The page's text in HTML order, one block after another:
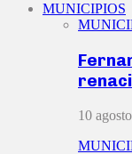
MUNICIPIOS
10